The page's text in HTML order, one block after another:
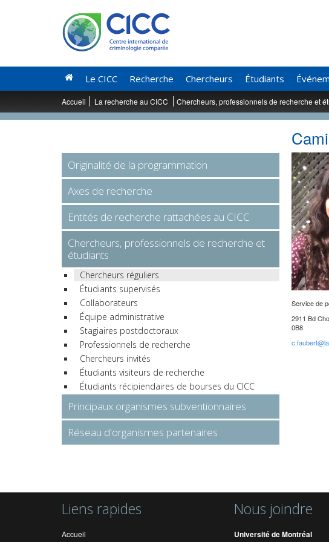
Le CICC Recherche Chercheurs Étudiants
Accueil La recherche au CICC Chercheurs, professionnels de recherche et
Service de
2911 Bd
0B8
Originalité de la programmation
Axes de recherche
Entités de recherche rattachées au CICC
Chercheurs, professionnels de recherche et
étudiants
Chercheurs réguliers
Étudiants supervisés
Collaborateurs
Équipe administrative
Stagiaires postdoctoraux
Professionnels de recherche
Chercheurs invités
Étudiants visiteurs de recherche
Étudiants récipiendaires de bourses du CICC
Principaux organismes subventionnaires
Réseau d'organismes partenaires
Liens rapides
Accueil
Nous joindre
Université de Montréal